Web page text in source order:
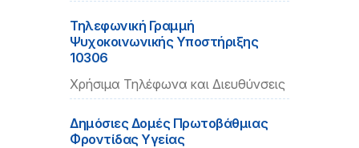
Τηλεφωνική Γραμμή
Ψυχοκοινωνικής Υποστήριξης
10306
Χρήσιμα Τηλέφωνα και Διευθύνσεις
Δημόσιες Δομές Πρωτοβάθμιας
Φροντίδας Υγείας